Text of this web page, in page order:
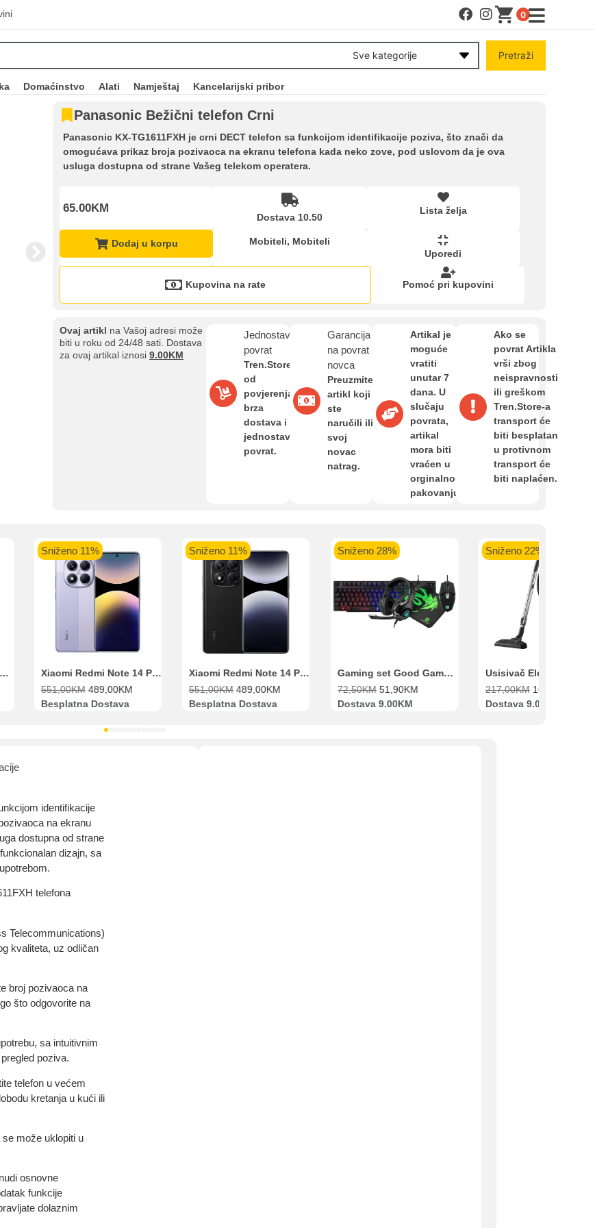
0
Sve kategorije Pretraži
Domaćinstvo Alati Namještaj Kancelarijski pribor
Panasonic Bežični telefon Crni
Panasonic KX-TG1611FXH je crni DECT telefon sa funkcijom identifikacije poziva, što znači da
omogućava prikaz broja pozivaoca na ekranu telefona kada neko zove, pod uslovom da je ova
usluga dostupna od strane Vašeg telekom operatera.
65.00KM
Dostava 10.50
Lista želja
Dodaj u korpu Mobiteli, Mobiteli
Uporedi
Kupovina na rate Pomoć pri kupovini
Ovaj artikl na Vašoj adresi može
biti u roku od 24/48 sati. Dostava
za ovaj artikal iznosi 9.00KM
Jednostavan
povrat
Tren.Store
od
povjerenja,
brza
dostava i
jednostavan
povrat.
Garancija
na povrat
novca
Preuzmite
artikl koji
ste
naručili ili
svoj
novac
natrag.
Artikal je
moguće
vratiti
unutar 7
dana. U
slučaju
povrata,
artikal
mora biti
vraćen u
orginalnom
pakovanju.
Ako se
povrat Artikla
vrši zbog
neispravnosti
ili greškom
Tren.Store-a
transport će
biti besplatan
u protivnom
transport će
biti naplaćen.
Range Extender Mercusys AX3000 ME80X Wi-Fi 6
Sniženo 11%
Xiaomi Redmi Note 14 Pro 8GB 256GB Ljubičasti
551,00KM 489,00KM
Besplatna Dostava
Sniženo 11%
Xiaomi Redmi Note 14 Pro 8GB 256GB Crni
551,00KM 489,00KM
Besplatna Dostava
Sniženo 28%
Gaming set Good Game Tastatura, Miš, Slušalice i podloga za miš
72,50KM 51,90KM
Dostava 9.00KM
Sniženo 22%
217,00KM 169,00
Dostava 9.00KM
identifikacije
na ekranu
dostupna od strane
dizajn, sa
telefona
Telecommunications)
kvaliteta, uz odličan
broj pozivaoca na
što odgovorite na
sa intuitivnim
poziva.
telefon u većem
kretanja u kući ili
se može uklopiti u
osnovne
funkcije
dolaznim
Račun
Lista želja
Informacije o dostavi
O nama
Privatnost kupca
Kupovina na rate
Sve je lakše kad se podijeli!
možete obaviti ukoliko posjedujete jednu od slikovito prikazanih kartica ispod.
UniCredit banka VISA
Obročna do 24 rate
Sparkasse banka
Shop'n'Fun do 36 rata
Raiffeisen banka VISA
Magic Card do 36 rata
Bit će uračunati bankarski troškovi u iznosi od 3.5%